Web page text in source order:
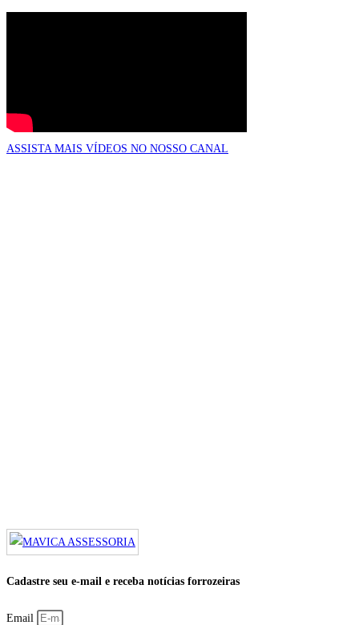
ASSISTA MAIS VÍDEOS NO NOSSO CANAL
Cadastre seu e-mail e receba notícias forrozeiras
Email